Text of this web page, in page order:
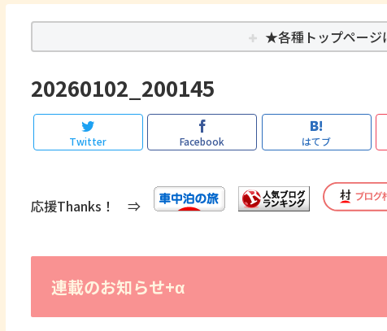
★各種トップページ
20260102_200145
Twitter Facebook はてブ
応援Thanks！ ⇒
連載のお知らせ+α